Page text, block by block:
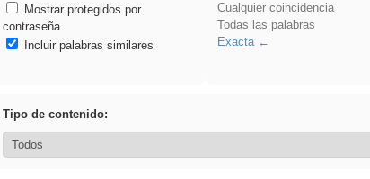
Mostrar protegidos por
contraseña
Incluir palabras similares
Cualquier coincidencia
Todas las palabras
Exacta
Tipo de contenido: